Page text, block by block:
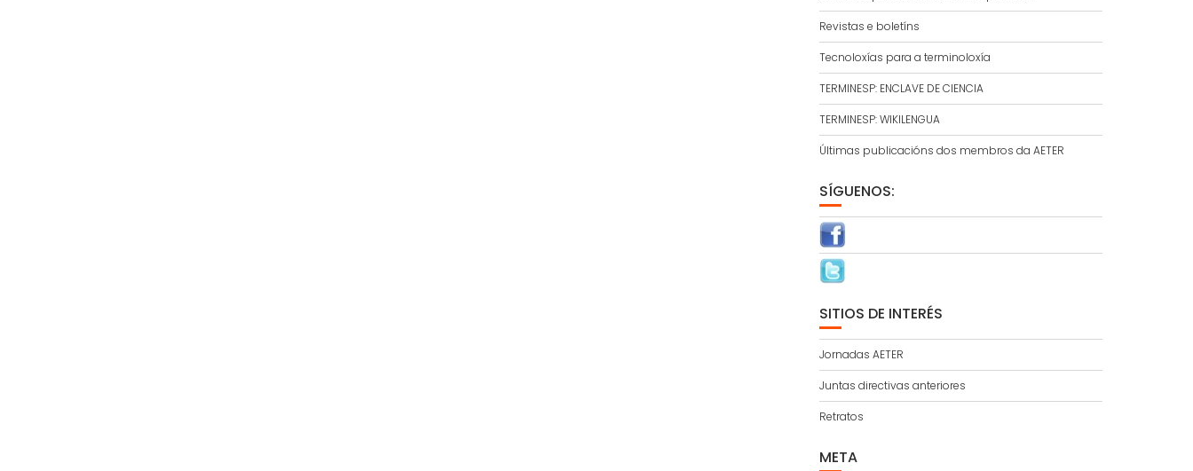
Revistas e boletíns
Tecnoloxías para a terminoloxía
TERMINESP: ENCLAVE DE CIENCIA
TERMINESP: WIKILENGUA
Últimas publicacións dos membros da AETER
SÍGUENOS:
SITIOS DE INTERÉS
Jornadas AETER
Juntas directivas anteriores
Retratos
META